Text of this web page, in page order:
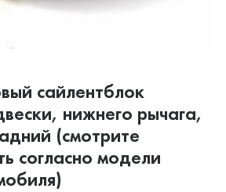
сайлентблок
нижнего рычага,
(смотрите
согласно модели